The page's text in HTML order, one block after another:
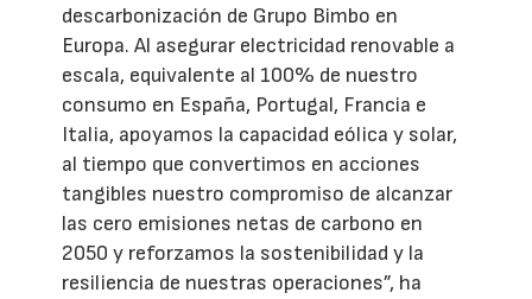
descarbonización de Grupo Bimbo en
Europa. Al asegurar electricidad renovable a
escala, equivalente al 100% de nuestro
consumo en España, Portugal, Francia e
Italia, apoyamos la capacidad eólica y solar,
al tiempo que convertimos en acciones
tangibles nuestro compromiso de alcanzar
las cero emisiones netas de carbono en
2050 y reforzamos la sostenibilidad y la
resiliencia de nuestras operaciones”, ha